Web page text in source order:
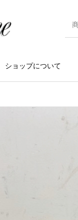
ショップについて